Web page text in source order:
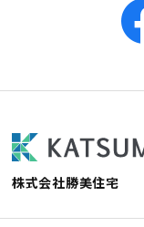
株式会社勝美住宅